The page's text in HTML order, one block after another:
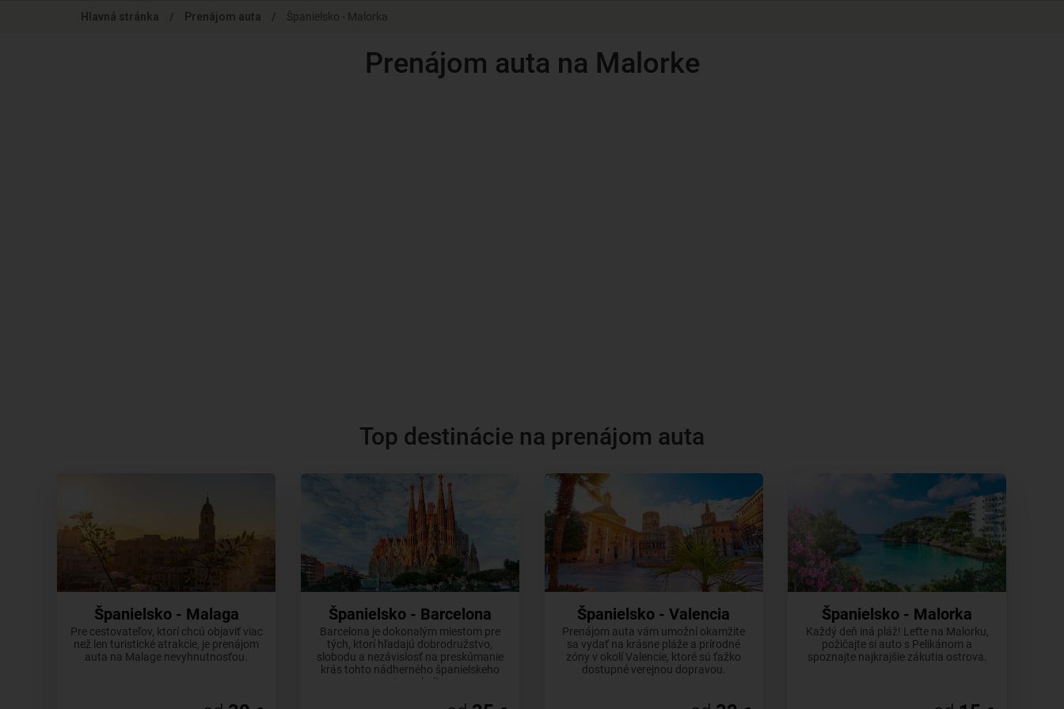
Hlavná stránka / Prenájom auta / Španielsko - Malorka
Prenájom auta na Malorke
Top destinácie na prenájom auta
Španielsko - Malaga
Pre cestovateľov, ktorí chcú objaviť viac
než len turistické atrakcie, je prenájom
auta na Malage nevyhnutnosťou.
Španielsko - Barcelona
Barcelona je dokonalým miestom pre
tých, ktorí hľadajú dobrodružstvo,
slobodu a nezávislosť na preskúmanie
krás tohto nádherného španielskeho
mesta a okolia.
Španielsko - Valencia
Prenájom auta vám umožní okamžite
sa vydať na krásne pláže a prírodné
zóny v okolí Valencie, ktoré sú ťažko
dostupné verejnou dopravou.
Španielsko - Malorka
Každý deň iná pláž! Leťte na Malorku,
požičajte si auto s Pelikánom a
spoznajte najkrajšie zákutia ostrova.